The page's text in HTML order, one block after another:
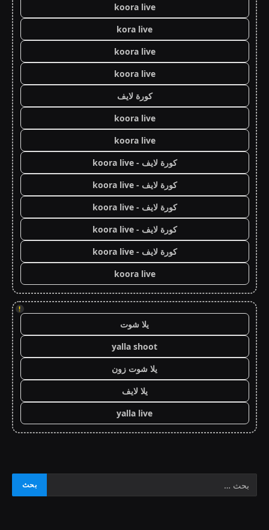
koora live
kora live
koora live
koora live
كورة لايف
koora live
koora live
كورة لايف - koora live
كورة لايف - koora live
كورة لايف - koora live
كورة لايف - koora live
كورة لايف - koora live
koora live
!
يلا شوت
yalla shoot
يلا شوت زون
يلا لايف
yalla live